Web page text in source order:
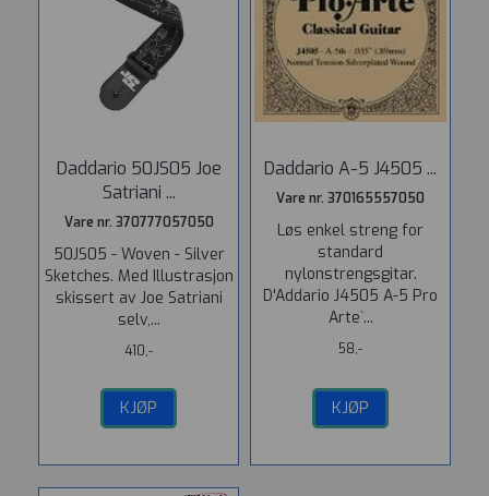
Daddario 50JS05 Joe
Satriani ...
Vare nr. 370777057050
50JS05 - Woven - Silver
Sketches. Med Illustrasjon
skissert av Joe Satriani
selv,...
410,-
KJØP
Daddario A-5 J4505 ...
Vare nr. 370165557050
Løs enkel streng for
standard
nylonstrengsgitar.
D'Addario J4505 A-5 Pro
Arte`...
58,-
KJØP